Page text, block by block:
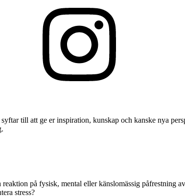
till att ge er inspiration, kunskap och kanske nya
reaktion på fysisk, mental eller känslomässig
stress?